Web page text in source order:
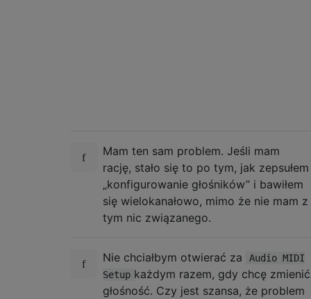
Mam ten sam problem. Jeśli mam
rację, stało się to po tym, jak zepsułem
„konfigurowanie głośników” i bawiłem
się wielokanałowo, mimo że nie mam z
tym nic związanego.
Nie chciałbym otwierać za
Audio MIDI
Setup każdym razem, gdy chcę zmienić
głośność. Czy jest szansa, że ​​problem